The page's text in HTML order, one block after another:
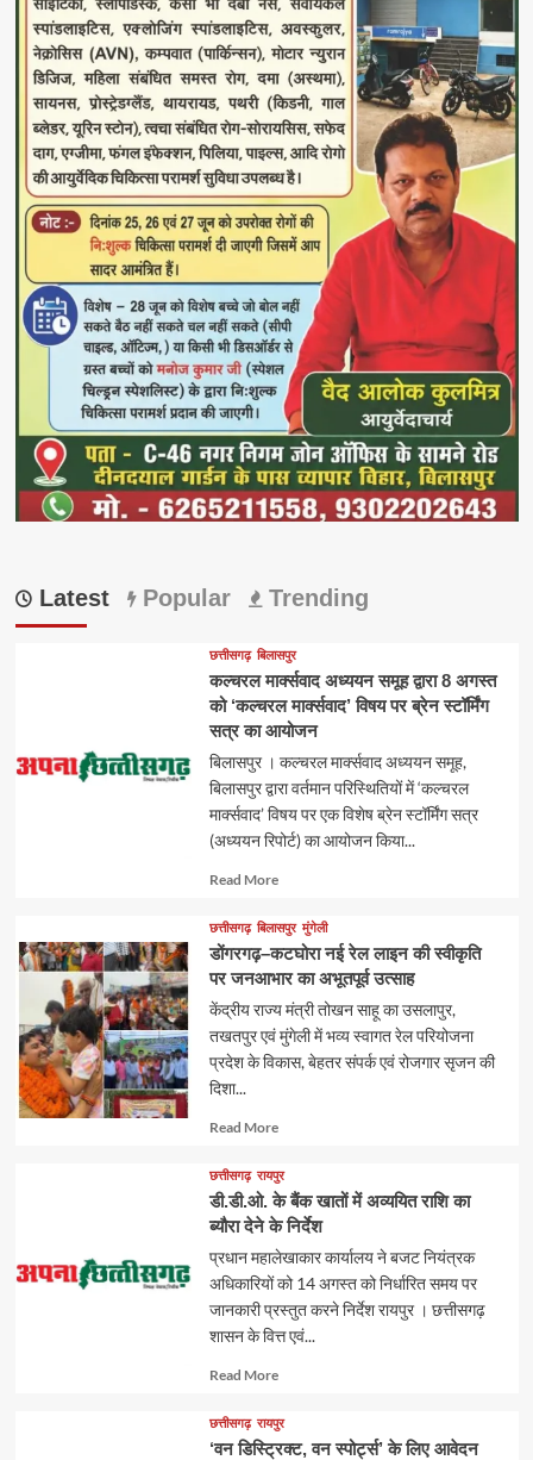
Latest Popular Trending
छत्तीसगढ़ बिलासपुर
कल्चरल मार्क्सवाद अध्ययन समूह द्वारा 8 अगस्त
को ‘कल्चरल मार्क्सवाद’ विषय पर ब्रेन स्टॉर्मिंग
सत्र का आयोजन
बिलासपुर । कल्चरल मार्क्सवाद अध्ययन समूह,
बिलासपुर द्वारा वर्तमान परिस्थितियों में ‘कल्चरल
मार्क्सवाद’ विषय पर एक विशेष ब्रेन स्टॉर्मिंग सत्र
(अध्ययन रिपोर्ट) का आयोजन किया...
Read MoreRead
about
छत्तीसगढ़ बिलासपुर मुंगेली
डोंगरगढ़–कटघोरा नई रेल लाइन की स्वीकृति
पर जनआभार का अभूतपूर्व उत्साह
केंद्रीय राज्य मंत्री तोखन साहू का उसलापुर,
तखतपुर एवं मुंगेली में भव्य स्वागत रेल परियोजना
प्रदेश के विकास, बेहतर संपर्क एवं रोजगार सृजन की
दिशा...
Read MoreRead
about
छत्तीसगढ़ रायपुर
डी.डी.ओ. के बैंक खातों में अव्ययित राशि का
ब्यौरा देने के निर्देश
प्रधान महालेखाकार कार्यालय ने बजट नियंत्रक
अधिकारियों को 14 अगस्त को निर्धारित समय पर
जानकारी प्रस्तुत करने निर्देश रायपुर । छत्तीसगढ़
शासन के वित्त एवं...
Read MoreRead
about
छत्तीसगढ़ रायपुर
‘वन डिस्ट्रिक्ट, वन स्पोर्ट्स’ के लिए आवेदन